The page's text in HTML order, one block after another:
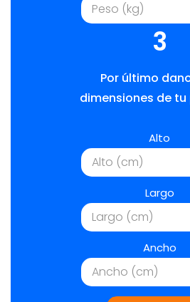
3
Por último
dimensiones de
Alto
Largo
Ancho